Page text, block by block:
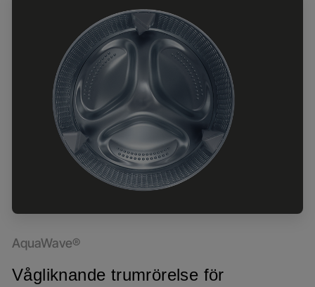
AquaWave®
Vågliknande trumrörelse för